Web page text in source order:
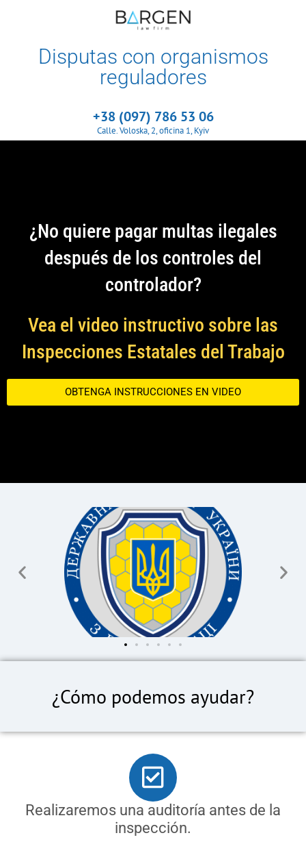
Disputas con organismos
reguladores
+38 (097) 786 53 06
Calle. Voloska, 2, oficina 1, Kyiv
¿No quiere pagar multas ilegales
después de los controles del
controlador?
Vea el video instructivo sobre las
Inspecciones Estatales del Trabajo
OBTENGA INSTRUCCIONES EN VIDEO
¿Cómo podemos ayudar?
Realizaremos una auditoría antes de la
inspección.